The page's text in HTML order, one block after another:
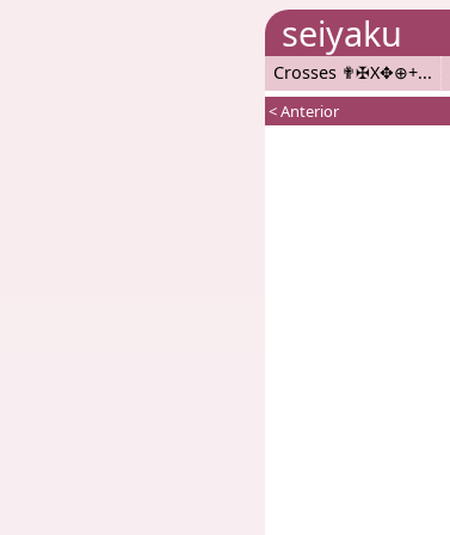
seiyaku
Crosses ✟✠X✥⊕+
< Anterior